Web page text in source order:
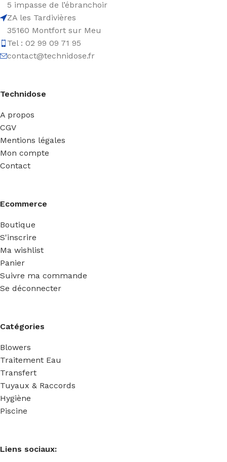
5 impasse de l’ébranchoir
ZA les Tardivières
35160 Montfort sur Meu
Tel : 02 99 09 71 95
contact@technidose.fr
Technidose
A propos
CGV
Mentions légales
Mon compte
Contact
Ecommerce
Boutique
S'inscrire
Ma wishlist
Panier
Suivre ma commande
Se déconnecter
Catégories
Blowers
Traitement Eau
Transfert
Tuyaux & Raccords
Hygiène
Piscine
Liens sociaux: